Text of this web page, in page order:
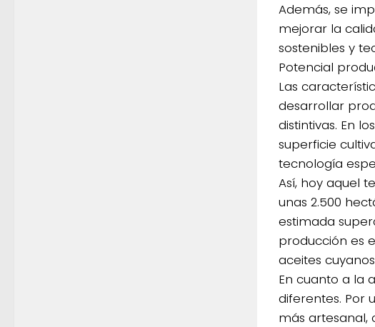
Además, se
mejorar la
sostenibles y
Potencial
Las
desarrollar
distintivas. En
superficie
tecnología
Así, hoy aquel
unas 2.500
estimada
producción es
aceites
En cuanto a la
diferentes. Por
más artesanal,